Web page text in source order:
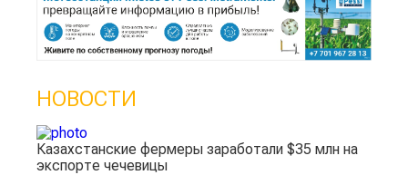
НОВОСТИ
Казахстанские фермеры заработали $35 млн на
экспорте чечевицы